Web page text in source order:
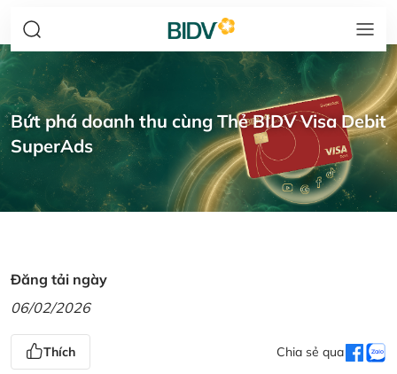
Bứt phá doanh thu cùng Thẻ BIDV Visa Debit
SuperAds
Đăng tải ngày
06/02/2026
Thích Chia sẻ qua